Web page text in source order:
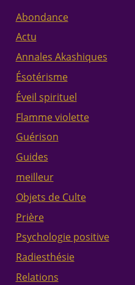
Abondance
Actu
Annales Akashiques
Ésotérisme
Éveil spirituel
Flamme violette
Guérison
Guides
meilleur
Objets de Culte
Prière
Psychologie positive
Radiesthésie
Relations